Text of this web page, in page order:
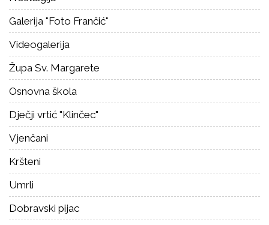
Galerija "Foto Frančić"
Videogalerija
Župa Sv. Margarete
Osnovna škola
Dječji vrtić "Klinčec"
Vjenčani
Kršteni
Umrli
Dobravski pijac